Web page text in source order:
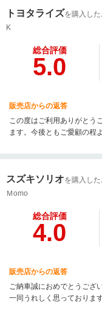
トヨタライズを購入し
K
総合評価
5.0
販売店からの返答
この度はご利用ありがとう
ます。今後ともご愛顧の程
スズキソリオを購入し
Ｍomo
総合評価
4.0
販売店からの返答
ご納車誠におめでとうござ
一同うれしく思っておりま